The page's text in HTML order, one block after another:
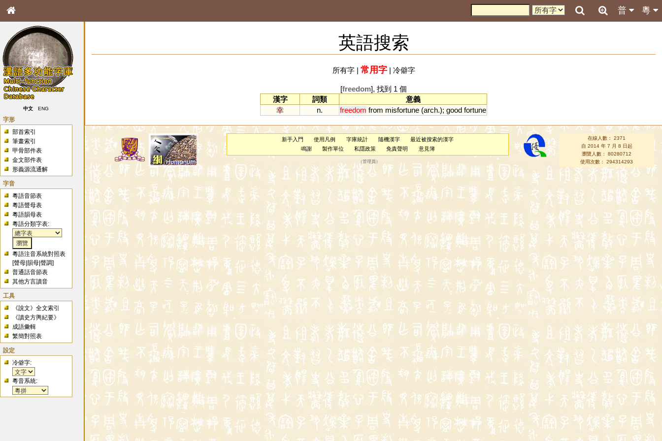
粵
普
中文 ENG
字形
部首索引
筆畫索引
甲骨部件表
金文部件表
形義源流通解
字音
粵語音節表
粵語聲母表
粵語韻母表
粵語分類字表:
粵語注音系統對照表
[聲母 |韻母 |聲調]
普通話音節表
其他方言讀音
工具
《說文》全文索引
《讀史方輿紀要》
成語彙輯
繁簡對照表
設定
冷僻字:
粵音系統:
英語搜索
所有字| 常用字| 冷僻字
[freedom], 找到 1 個
漢字
詞類
意義
幸
n. freedom from misfortune (arch.); good fortune
新手入門 使用凡例 字庫統計 隨機漢字
最近被搜索的漢字
鳴謝
製作單位 私隱政策 免責聲明 意見簿
（管理員 ）
在線人數： 2371
自 2014 年 7 月 8 日起
瀏覽人數： 80280712
使用次數： 294314293